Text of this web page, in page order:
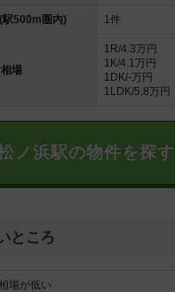
駅500m圏内) 1件
場
1R/4.3万円
1K/4.1万円
1DK/-万円
1LDK/5.8万円
ノ浜駅の物件を探す
ところ
場が低い